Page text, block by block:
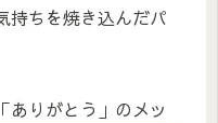
持ちを焼き込んだパ
ありがとう」のメッ